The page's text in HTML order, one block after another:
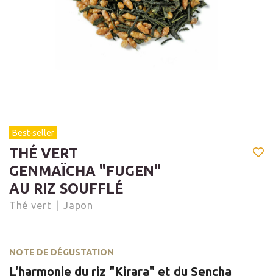
Best-seller
THÉ VERT
GENMAÏCHA "FUGEN"
AU RIZ SOUFFLÉ
Thé vert Japon
NOTE DE DÉGUSTATION
L'harmonie du riz "Kirara" et du Sencha